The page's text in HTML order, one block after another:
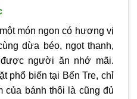
món ngon có hương vị
dừa béo, ngọt thanh,
người ăn nhớ mãi.
phổ biến tại Bến Tre, chỉ
của bánh thôi là cũng đủ